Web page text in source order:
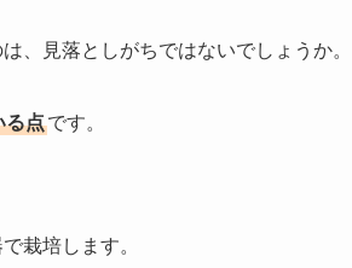
、見落としがちではないでしょうか。
る点です。
栽培します。